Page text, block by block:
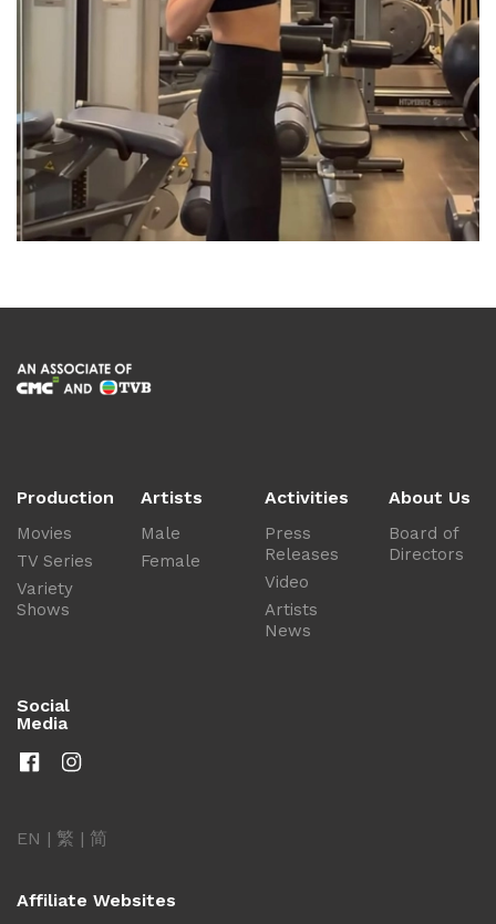
Production
Movies
TV Series
Variety
Shows
Artists
Male
Female
Activities
Press
Releases
Video
Artists
News
About Us
Board of
Directors
Social
Media
EN | 繁 | 简
Affiliate Websites